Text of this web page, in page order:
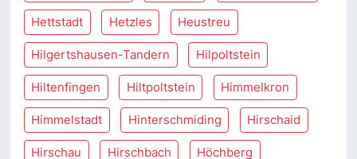
Hettstadt Hetzles Heustreu
Hilgertshausen-Tandern Hilpoltstein
Hiltenfingen Hiltpoltstein Himmelkron
Himmelstadt Hinterschmiding Hirschaid
Hirschau Hirschbach Höchberg